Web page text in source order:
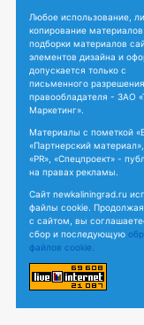
Любое использование,
копирование
подборки материалов
элементов дизайна и
допускается только с
письменного разрешения
правообладателя - ЗАО
Маркетинг».
Материалы с пометкой
«Партнерский
«PR», «Спецпроект» -
на правах рекламы.
Сайт newkaliningrad.ru
файлы cookie. Продолжая
с сайтом, вы
сбор и последующую
файлов cookie.